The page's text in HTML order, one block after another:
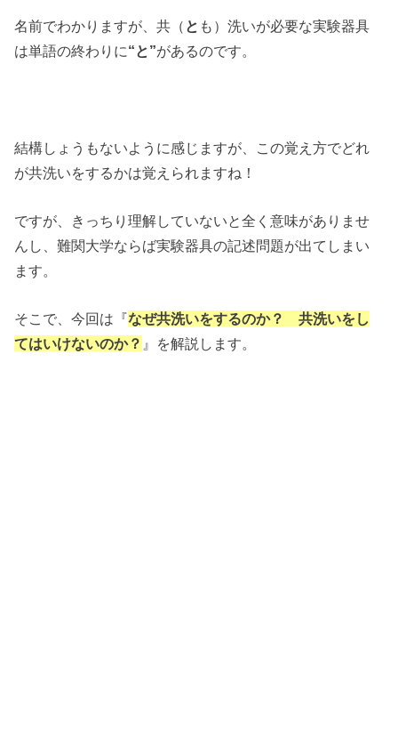
名前でわかりますが、共（ と も）洗いが必要な実験器具
は単語の終わりに“と”があるのです。
結構しょうもないように感じますが、この覚え方でどれ
が共洗いをするかは覚えられますね！
ですが、きっちり理解していないと全く意味がありませ
んし、難関大学ならば実験器具の記述問題が出てしまい
ます。
そこで、今回は『なぜ共洗いをするのか？ 共洗いをし
てはいけないのか？ 』を解説します。